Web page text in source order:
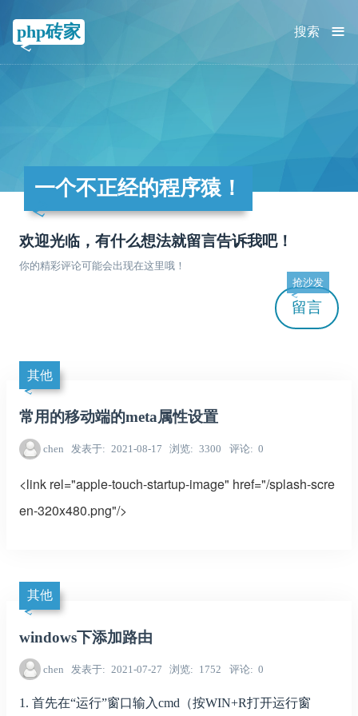
php砖家 ≡
搜索
一个不正经的程序猿！
欢迎光临，有什么想法就留言告诉我吧！
你的精彩评论可能会出现在这里哦！
留言
抢沙发
其他
常用的移动端的meta属性设置
chen 发表于 2021-08-17 浏览 3300 评论 0
<link rel="apple-touch-startup-image" href="/splash-scre
en-320x480.png"/>
其他
windows下添加路由
chen 发表于 2021-07-27 浏览 1752 评论 0
1. 首先在“运行”窗口输入cmd（按WIN+R打开运行窗